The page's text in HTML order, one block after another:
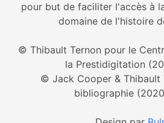
pour but de faciliter l'accès à
domaine de l'histoire
© Thibault Ternon pour le
la Prestidigitation
© Jack Cooper & Thibault
bibliographie